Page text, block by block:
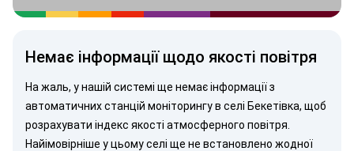
Немає інформації щодо якості повітря
На жаль, у нашій системі ще немає інформації з
автоматичних станцій моніторингу в селі Бекетівка, щоб
розрахувати індекс якості атмосферного повітря.
Найімовірніше у цьому селі ще не встановлено жодної